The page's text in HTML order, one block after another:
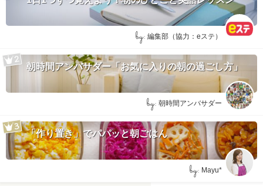
by: 編集部（協力：eステ）
朝時間アンバサダー「お気に入りの朝の過ごし方」
by: 朝時間アンバサダー
「作り置き」でパパッと朝ごはん
by: Mayu*